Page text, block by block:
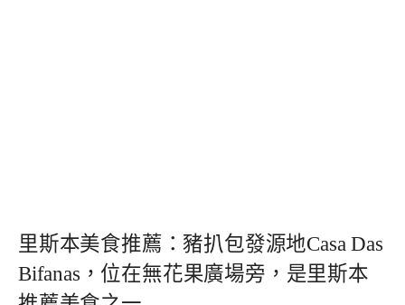
里斯本美食推薦：豬扒包發源地Casa Das
Bifanas，位在無花果廣場旁，是里斯本